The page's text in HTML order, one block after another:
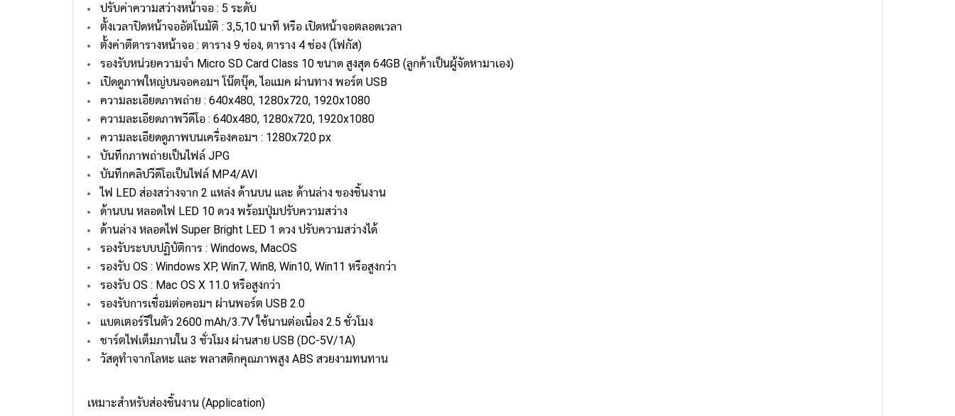
ปรับค่าความสว่างหน้าจอ : 5 ระดับ
ตั้งเวลาปิดหน้าจออัตโนมัติ : 3,5,10 นาที หรือ เปิดหน้าจอตลอดเวลา
ตั้งค่าตีตารางหน้าจอ : ตาราง 9 ช่อง, ตาราง 4 ช่อง (โฟกัส)
รองรับหน่วยความจำ Micro SD Card Class 10 ขนาด สูงสุด 64GB (ลูกค้าเป็นผู้จัดหามาเอง)
เปิดดูภาพใหญ่บนจอคอมฯ โน๊ตบุ๊ค, ไอแมค ผ่านทาง พอร์ต USB
ความละเอียดภาพถ่าย : 640x480, 1280x720, 1920x1080
ความละเอียดภาพวีดีโอ : 640x480, 1280x720, 1920x1080
ความละเอียดดูภาพบนเครื่องคอมฯ : 1280x720 px
บันทึกภาพถ่ายเป็นไฟล์ JPG
บันทึกคลิปวีดีโอเป็นไฟล์ MP4/AVI
ไฟ LED ส่องสว่างจาก 2 แหล่ง ด้านบน และ ด้านล่าง ของชิ้นงาน
ด้านบน หลอดไฟ LED 10 ดวง พร้อมปุ่มปรับความสว่าง
ด้านล่าง หลอดไฟ Super Bright LED 1 ดวง ปรับความสว่างได้
รองรับระบบปฏิบัติการ : Windows, MacOS
รองรับ OS : Windows XP, Win7, Win8, Win10, Win11 หรือสูงกว่า
รองรับ OS : Mac OS X 11.0 หรือสูงกว่า
รองรับการเชื่อมต่อคอมฯ ผ่านพอร์ต USB 2.0
แบตเตอร์รีในตัว 2600 mAh/3.7V ใช้นานต่อเนื่อง 2.5 ชั่วโมง
ชาร์ตไฟเต็มภานใน 3 ชั่วโมง ผ่านสาย USB (DC-5V/1A)
วัสดุทำจากโลหะ และ พลาสติกคุณภาพสูง ABS สวยงามทนทาน
เหมาะสำหรับส่องชิ้นงาน (Application)